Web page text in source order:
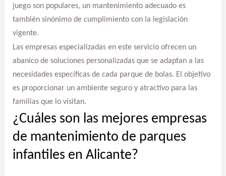
juego son populares, un mantenimiento adecuado es
también sinónimo de cumplimiento con la legislación
vigente.
Las empresas especializadas en este servicio ofrecen un
abanico de soluciones personalizadas que se adaptan a las
necesidades específicas de cada parque de bolas. El objetivo
es proporcionar un ambiente seguro y atractivo para las
familias que lo visitan.
¿Cuáles son las mejores empresas
de mantenimiento de parques
infantiles en Alicante?